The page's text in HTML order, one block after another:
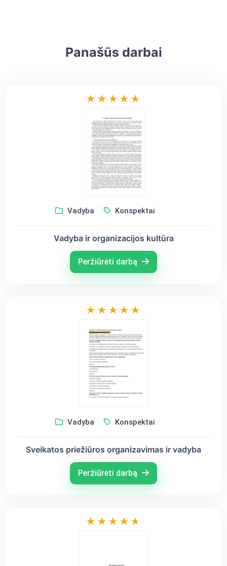
Panašūs darbai
Vadyba Konspektai
Vadyba ir organizacijos kultūra
Peržiūrėti darbą
Vadyba Konspektai
Sveikatos priežiūros organizavimas ir vadyba
Peržiūrėti darbą